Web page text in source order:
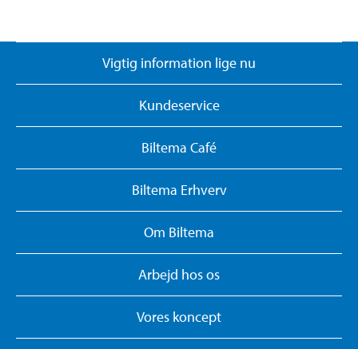
Vigtig information lige nu
Kundeservice
Biltema Café
Biltema Erhverv
Om Biltema
Arbejd hos os
Vores koncept